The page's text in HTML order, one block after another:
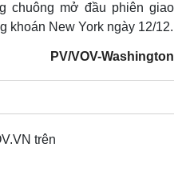
chuông mở đầu phiên giao
khoán New York ngày 12/12.
PV/VOV-Washington
trên